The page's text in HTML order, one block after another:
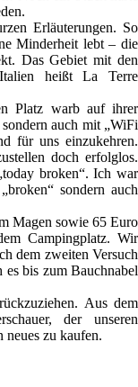
Erläuterungen. So
Minderheit lebt – die
Das Gebiet mit den
heißt La Terre
Platz warb auf ihrer
auch mit „WiFi
für uns einzukehren.
doch erfolglos.
broken“. Ich war
sondern auch
Magen sowie 65 Euro
Campingplatz. Wir
dem zweiten Versuch
es bis zum Bauchnabel
Aus dem
der unseren
neues zu kaufen.